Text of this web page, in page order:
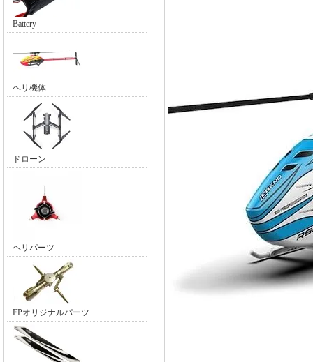
Battery
ヘリ機体
ドローン
ヘリパーツ
EPオリジナルパーツ